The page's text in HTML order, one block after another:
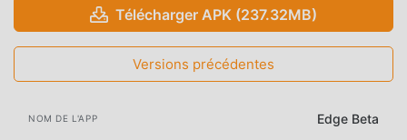
Télécharger APK (237.32MB)
Versions précédentes
NOM DE L'APP Edge Beta